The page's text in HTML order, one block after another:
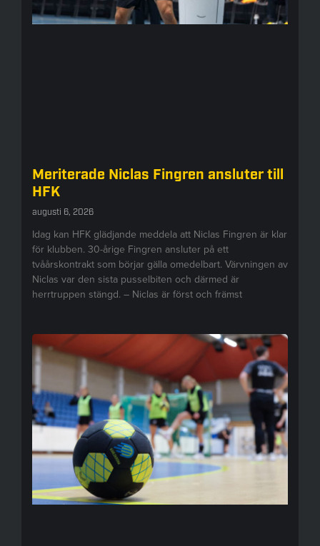
Meriterade Niclas Fingren ansluter till
HFK
augusti 6, 2026
Idag kan HFK glädjande meddela att Niclas Fingren är klar
för klubben. 30-årige Fingren ansluter på ett
tvåårskontrakt som börjar gälla omedelbart. Värvningen av
Niclas var den sista pusselbiten och därmed är
herrtruppen stängd. – Niclas är först och främst